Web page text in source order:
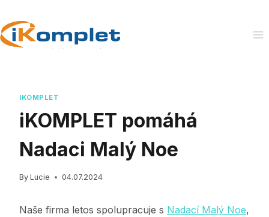
to
content
IKOMPLET
iKOMPLET pomáhá
Nadaci Malý Noe
By Lucie 04.07.2024
Naše firma letos spolupracuje s Nadací Malý Noe,